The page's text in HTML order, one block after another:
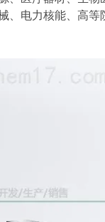
、电力核能、高